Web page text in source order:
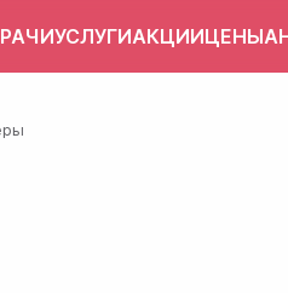
УСЛУГИАКЦИИЦЕНЫ